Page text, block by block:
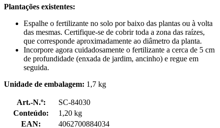
Plantações existentes:
Espalhe o fertilizante no solo por baixo das plantas ou à volta
das mesmas. Certifique-se de cobrir toda a zona das raízes,
que corresponde aproximadamente ao diâmetro da planta.
Incorpore agora cuidadosamente o fertilizante a cerca de 5 cm
de profundidade (enxada de jardim, ancinho) e regue em
seguida.
Unidade de embalagem: 1,7 kg
Art.-N.º:
SC-84030
Conteúdo:
1,20 kg
EAN:
4062700884034